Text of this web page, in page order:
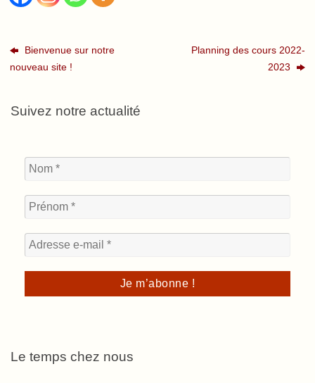
Bienvenue sur notre
nouveau site !
Planning des cours 2022-
2023
Suivez notre actualité
Le temps chez nous